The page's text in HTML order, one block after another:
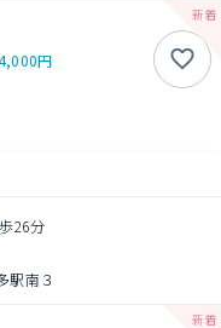
円
26分
駅南３